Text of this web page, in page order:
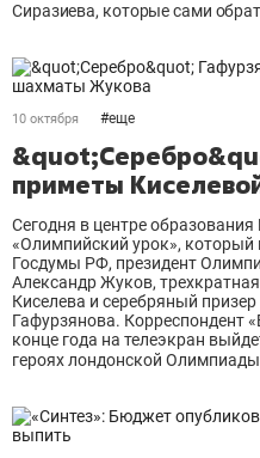
Сиразиева, которые сами
10 октября #еще
приметы
Сегодня в центре
«Олимпийский урок»,
Госдумы РФ, президент
Александр Жуков,
Киселева и серебряный
Гафурзянова. Корреспондент
конце года на телеэкран
героях лондонской